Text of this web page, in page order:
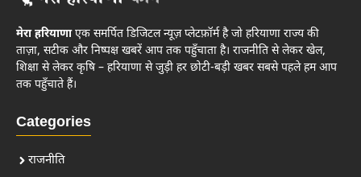
मेरा हरियाणाएक समर्पित डिजिटल न्यूज़ प्लेटफ़ॉर्म है जो हरियाणा राज्य की
ताज़ा, सटीक और निष्पक्ष खबरें आप तक पहुँचाता है। राजनीति से लेकर खेल,
शिक्षा से लेकर कृषि – हरियाणा से जुड़ी हर छोटी-बड़ी खबर सबसे पहले हम आप
तक पहुँचाते हैं।
Categories
राजनीति